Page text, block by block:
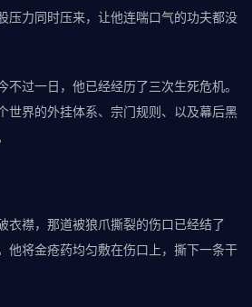
力同时压来，让他连喘口气的功夫都没
不过一日，他已经经历了三次生死危机。
世界的外挂体系、宗门规则、以及幕后黑
衣襟，那道被狼爪撕裂的伤口已经结了
他将金疮药均匀敷在伤口上，撕下一条干